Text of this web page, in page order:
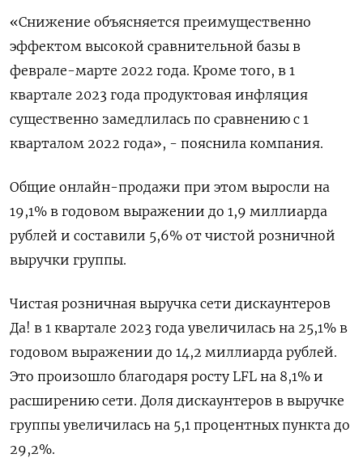
«Снижение объясняется преимущественно
эффектом высокой сравнительной базы в
феврале-марте 2022 года. Кроме того, в 1
квартале 2023 года продуктовая инфляция
существенно замедлилась по сравнению с 1
кварталом 2022 года», - пояснила компания.
Общие онлайн-продажи при этом выросли на
19,1% в годовом выражении до 1,9 миллиарда
рублей и составили 5,6% от чистой розничной
выручки группы.
Чистая розничная выручка сети дискаунтеров
Да! в 1 квартале 2023 года увеличилась на 25,1% в
годовом выражении до 14,2 миллиарда рублей.
Это произошло благодаря росту LFL на 8,1% и
расширению сети. Доля дискаунтеров в выручке
группы увеличилась на 5,1 процентных пункта до
29,2%.